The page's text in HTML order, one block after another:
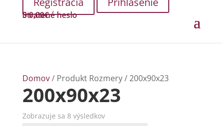
Stratené heslo
00,00€
Domov/ Produkt Rozmery / 200x90x23
200x90x23
Zobrazuje sa 8 výsledkov